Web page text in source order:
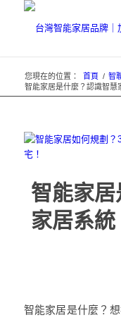
您現在的位置： 首頁 / 智
智能家居是什麼？認識智慧
智能家
家居系統
智能家居是什麼？